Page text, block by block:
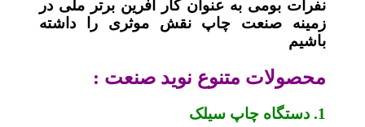
نفرات بومی به عنوان کار افرین برتر ملی در
زمینه صنعت چاپ نقش موثری را داشته
باشیم
محصولات متنوع نوید صنعت :
1. دستگاه چاپ سیلک